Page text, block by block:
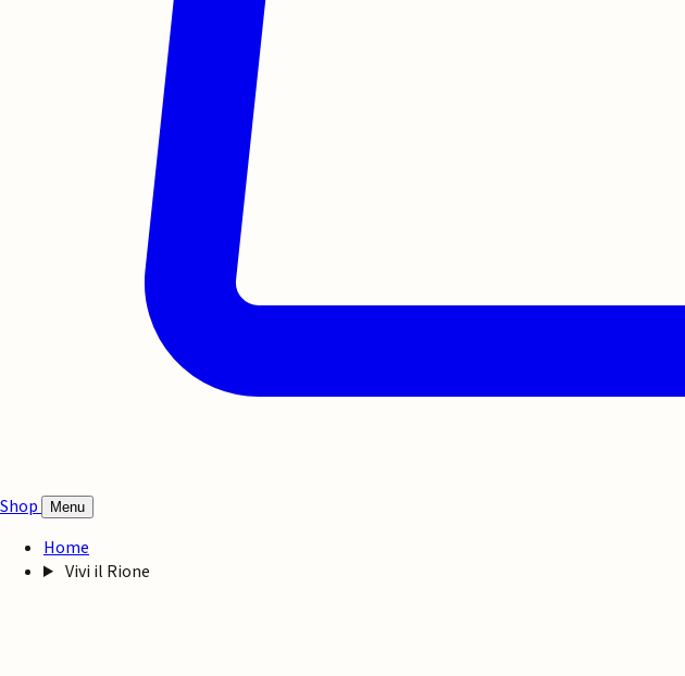
Shop Menu
Home
Vivi il Rione